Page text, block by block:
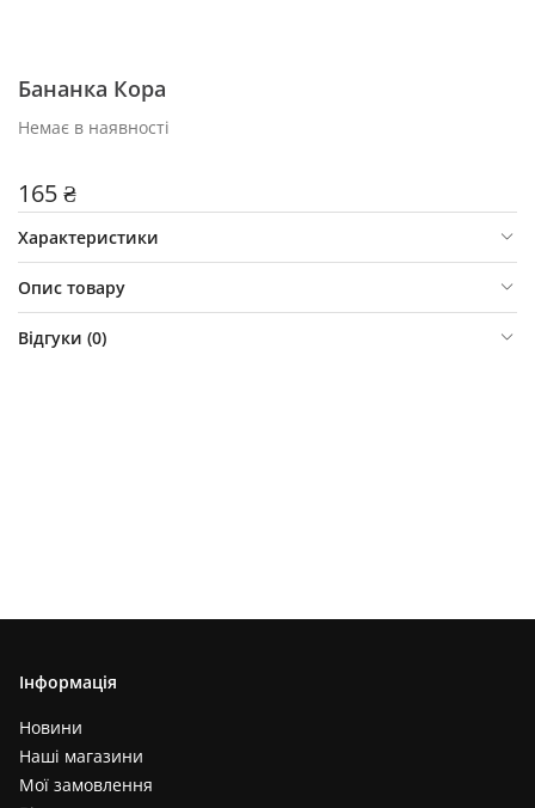
Бананка Кора
Немає в наявності
165 ₴
Характеристики
Опис товару
Відгуки (0)
Інформація
Новини
Наші магазини
Мої замовлення